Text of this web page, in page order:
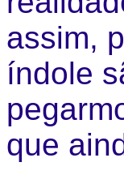
assim,
índole
que